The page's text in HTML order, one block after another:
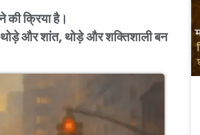
क्रिया है।
और शांत, थोड़े और शक्तिशाली बन